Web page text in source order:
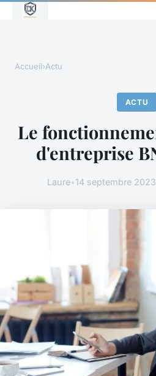
Accueil›Actu
ACTU
Le
d'entreprise
Laure•14 septembre 2023